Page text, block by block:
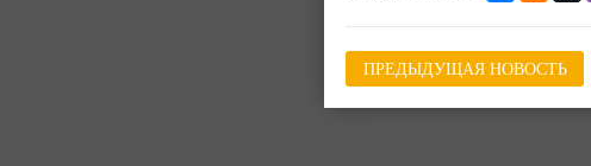
ПРЕДЫДУЩАЯ НОВОСТЬ